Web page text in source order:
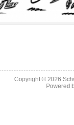
Copyright © 2026
Powered